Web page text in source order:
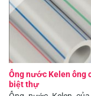
Ống nước Kelen ống
biệt thự